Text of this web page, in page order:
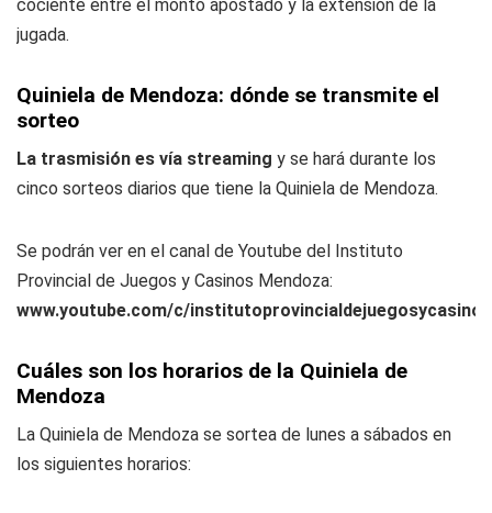
cociente entre el monto apostado y la extensión de la
jugada.
Quiniela de Mendoza: dónde se transmite el
sorteo
La trasmisión es vía streaming y se hará durante los
cinco sorteos diarios que tiene la Quiniela de Mendoza.
Se podrán ver en el canal de Youtube del Instituto
Provincial de Juegos y Casinos Mendoza:
www.youtube.com/c/
Cuáles son los horarios de la Quiniela de
Mendoza
La Quiniela de Mendoza se sortea de lunes a sábados en
los siguientes horarios: